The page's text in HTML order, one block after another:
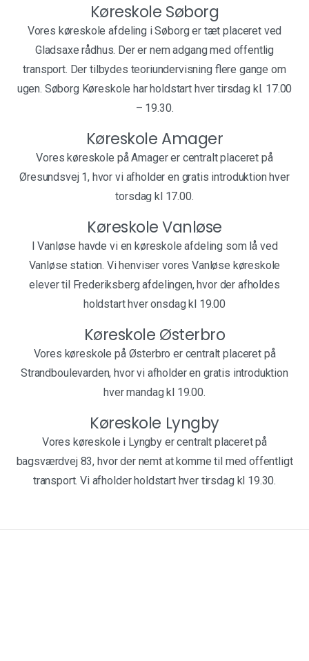
Køreskole Søborg
Vores køreskole afdeling i Søborg er tæt placeret ved
Gladsaxe rådhus. Der er nem adgang med offentlig
transport. Der tilbydes teoriundervisning flere gange om
ugen. Søborg Køreskole har holdstart hver tirsdag kl. 17.00
– 19.30.
Køreskole Amager
Vores køreskole på Amager er centralt placeret på
Øresundsvej 1, hvor vi afholder en gratis introduktion hver
torsdag kl 17.00.
Køreskole Vanløse
I Vanløse havde vi en køreskole afdeling som lå ved
Vanløse station. Vi henviser vores Vanløse køreskole
elever til Frederiksberg afdelingen, hvor der afholdes
holdstart hver onsdag kl 19.00
Køreskole Østerbro
Vores køreskole på Østerbro er centralt placeret på
Strandboulevarden, hvor vi afholder en gratis introduktion
hver mandag kl 19.00.
Køreskole Lyngby
Vores køreskole i Lyngby er centralt placeret på
bagsværdvej 83, hvor der nemt at komme til med offentligt
transport. Vi afholder holdstart hver tirsdag kl 19.30.